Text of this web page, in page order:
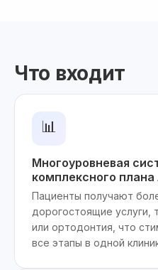
Что входит
📊
Многоуровневая
комплексного плана
Пациенты получают
дорогостоящие услуги,
или ортодонтия, что
все этапы в одной